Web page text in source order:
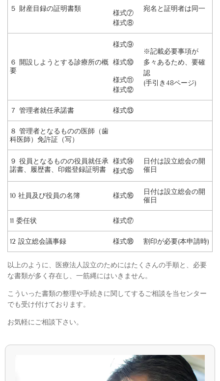
５ 財産目録の証明書類
様式⑦
様式⑧
宛名と証明者は同一
６ 開設しようとする診療所の概
要
様式⑨
様式⑩
様式⑪
様式⑫
※記載必要事項が
多々あるため、要確
認
(手引き48ページ)
７ 管理者就任承諾書 様式⑬
８ 管理者となるものの医師（歯
科医師）免許証（写）
９ 役員となるものの役員就任承
諾書、履歴書、印鑑登録証明書
様式⑭
様式⑮
日付は設立総会の開
催日
10社員及び役員の名簿 様式⑯
日付は設立総会の開
催日
11委任状 様式⑰
12設立総会議事録 様式⑱ 割印が必要(本申請時)
以上のように、医療法人設立のためにはたくさんの手順と、必要
な書類が多く存在し、一筋縄にはいきません。
こういった書類の整理や手続きに関してするご相談を当センター
でも受け付けております。
お気軽にご相談下さい。